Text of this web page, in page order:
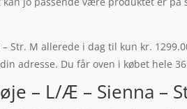
– Str. M allerede i dag til kun kr.
adresse. Du får oven i købet hele
– L/Æ – Sienna